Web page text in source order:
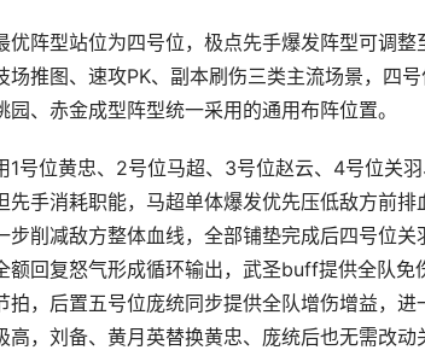
优阵型站位为四号位，极点先手爆发阵型可调
场推图、速攻PK、副本刷伤三类主流场景，四
、赤金成型阵型统一采用的通用布阵位置。
1号位黄忠、2号位马超、3号位赵云、4号位关
先手消耗职能，马超单体爆发优先压低敌方前
步削减敌方整体血线，全部铺垫完成后四号位
额回复怒气形成循环输出，武圣buff提供全队
拍，后置五号位庞统同步提供全队增伤增益，
高，刘备、黄月英替换黄忠、庞统后也无需改